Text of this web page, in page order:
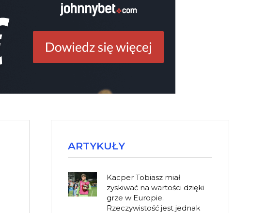
ARTYKUŁY
Kacper Tobiasz miał
zyskiwać na wartości dzięki
grze w Europie.
Rzeczywistość jest jednak